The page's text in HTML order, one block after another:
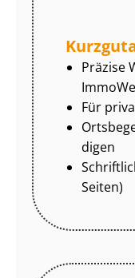
Präzise
Für
di­gen
Seiten)